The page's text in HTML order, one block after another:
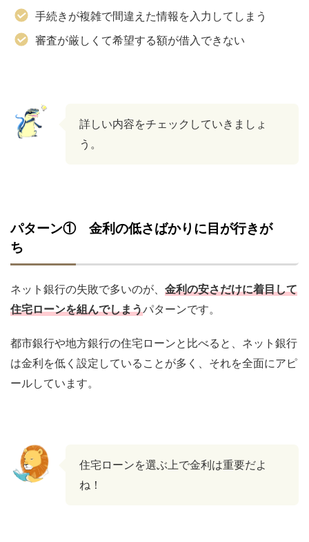
手続きが複雑で間違えた情報を入力してしまう
審査が厳しくて希望する額が借入できない
詳しい内容をチェックしていきましょ
う。
パターン① 金利の低さばかりに目が行きが
ち
ネット銀行の失敗で多いのが、 金利の安さだけに着目して
住宅ローンを組んでしまうパターンです。
都市銀行や地方銀行の住宅ローンと比べると、ネット銀行
は金利を低く設定していることが多く、それを全面にアピ
ールしています。
住宅ローンを選ぶ上で金利は重要だよ
ね！